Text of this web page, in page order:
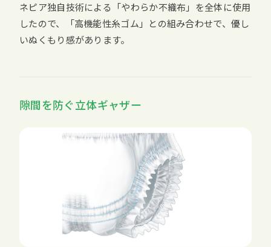
ネピア独自技術による「やわらか不織布」を全体に使用
したので、「高機能性糸ゴム」との組み合わせで、優し
いぬくもり感があります。
隙間を防ぐ立体ギャザー